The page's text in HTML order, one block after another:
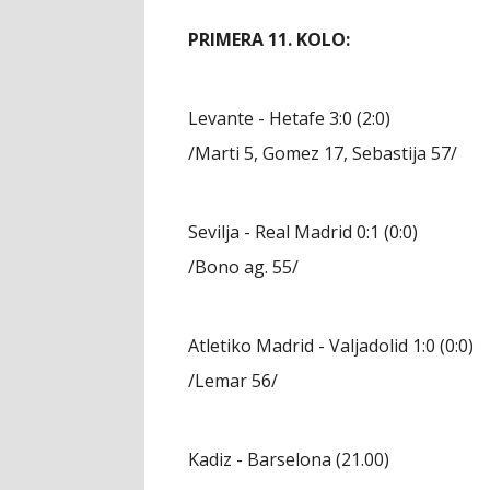
PRIMERA 11. KOLO:
Levante - Hetafe 3:0 (2:0)
/Marti 5, Gomez 17, Sebastija 57/
Sevilja - Real Madrid 0:1 (0:0)
/Bono ag. 55/
Atletiko Madrid - Valjadolid 1:0 (0:0)
/Lemar 56/
Kadiz - Barselona (21.00)